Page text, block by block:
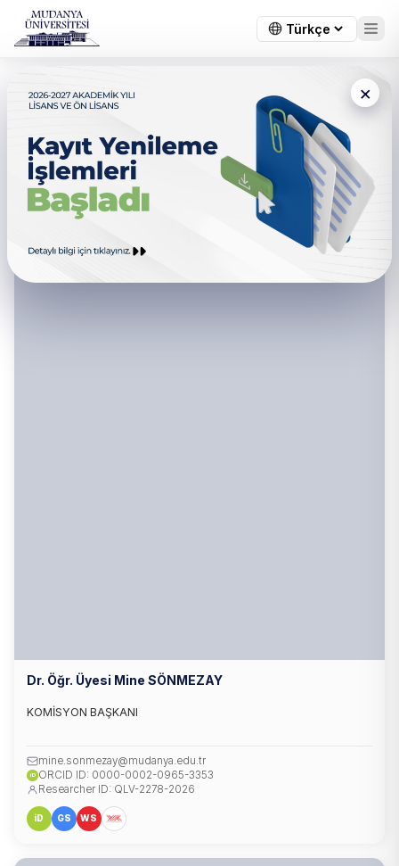
×
Meslek Yüksekokulu - Kariyer
ve Sektörel İlişkiler
Koordinatörlüğü
Dr. Öğr. Üyesi Mine SÖNMEZAY
KOMİSYON BAŞKANI
mine.sonmezay@mudanya.edu.tr
iD ORCID ID: 0000-0002-0965-3353
Researcher ID: QLV-2278-2026
iD GS WS